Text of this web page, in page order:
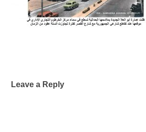
Leave a Reply